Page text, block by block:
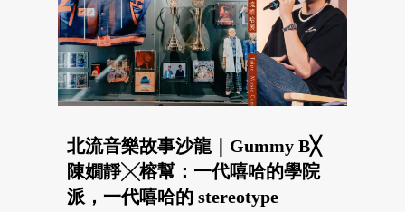
北流音樂故事沙龍｜Gummy B╳
陳嫺靜╳榕幫：一代嘻哈的學院
派，一代嘻哈的 stereotype